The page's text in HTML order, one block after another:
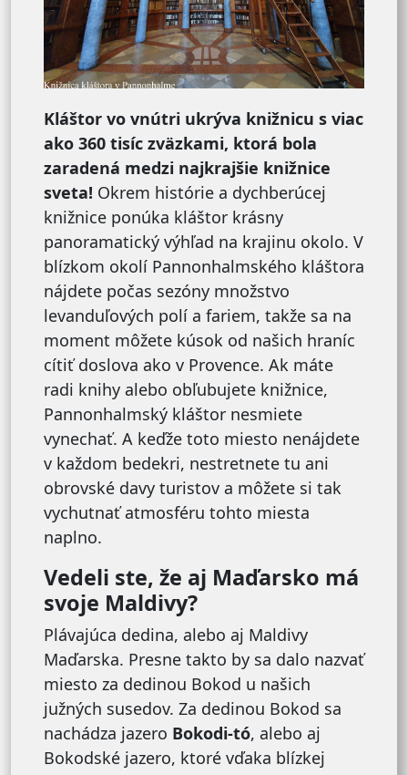
Kláštor vo vnútri ukrýva knižnicu s viac
ako 360 tisíc zväzkami, ktorá bola
zaradená medzi najkrajšie knižnice
sveta! Okrem histórie a dychberúcej
knižnice ponúka kláštor krásny
panoramatický výhľad na krajinu okolo. V
blízkom okolí Pannonhalmského kláštora
nájdete počas sezóny množstvo
levanduľových polí a fariem, takže sa na
moment môžete kúsok od našich hraníc
cítiť doslova ako v Provence. Ak máte
radi knihy alebo obľubujete knižnice,
Pannonhalmský kláštor nesmiete
vynechať. A keďže toto miesto nenájdete
v každom bedekri, nestretnete tu ani
obrovské davy turistov a môžete si tak
vychutnať atmosféru tohto miesta
naplno.
Vedeli ste, že aj Maďarsko má
svoje Maldivy?
Plávajúca dedina, alebo aj Maldivy
Maďarska. Presne takto by sa dalo nazvať
miesto za dedinou Bokod u našich
južných susedov. Za dedinou Bokod sa
nachádza jazero Bokodi-tó, alebo aj
Bokodské jazero, ktoré vďaka blízkej